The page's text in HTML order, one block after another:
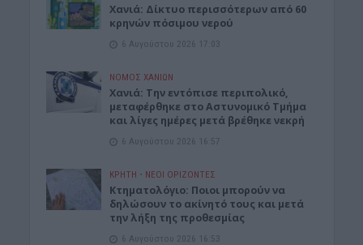
Xανιά: Δίκτυο περισσότερων από 60
κρηνών πόσιμου νερού
6 Αυγούστου 2026 17:03
ΝΟΜΌΣ ΧΑΝΊΩΝ
Χανιά: Την εντόπισε περιπολικό,
μεταφέρθηκε στο Αστυνομικό Τμήμα
και λίγες ημέρες μετά βρέθηκε νεκρή
6 Αυγούστου 2026 16:57
ΚΡΗΤΗ • ΝΕΟΙ ΟΡΙΖΟΝΤΕΣ
Κτηματολόγιο: Ποιοι μπορούν να
δηλώσουν το ακίνητό τους και μετά
την λήξη της προθεσμίας
6 Αυγούστου 2026 16:53